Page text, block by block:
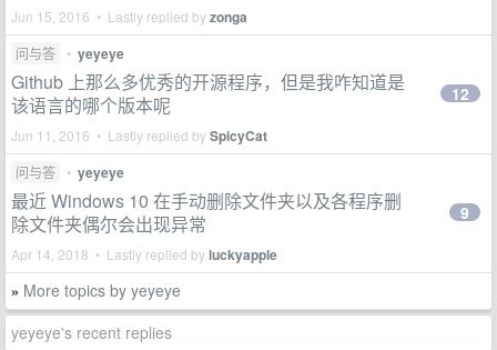
Jun 15, 2016 • Lastly replied byzonga
问与答 • yeyeye
Github 上那么多优秀的开源程序，但是我咋知道是
该语言的哪个版本呢
Jun 11, 2016 • Lastly replied bySpicyCat
12
问与答 • yeyeye
最近 Windows 10 在手动删除文件夹以及各程序删
除文件夹偶尔会出现异常
Apr 14, 2018 • Lastly replied byluckyapple
9
» More topics by yeyeye
yeyeye's recent replies